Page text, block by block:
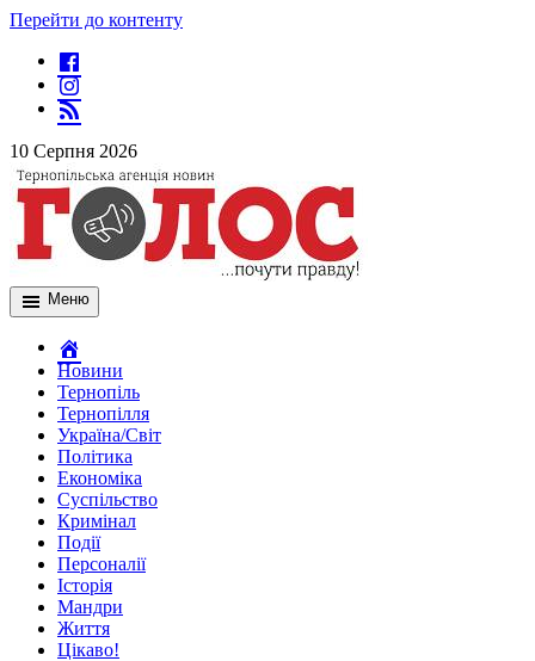
Перейти до контенту
10 Серпня 2026
Меню
Новини
Тернопіль
Тернопілля
Україна/Світ
Політика
Економіка
Суспільство
Кримінал
Події
Персоналії
Історія
Мандри
Життя
Цікаво!